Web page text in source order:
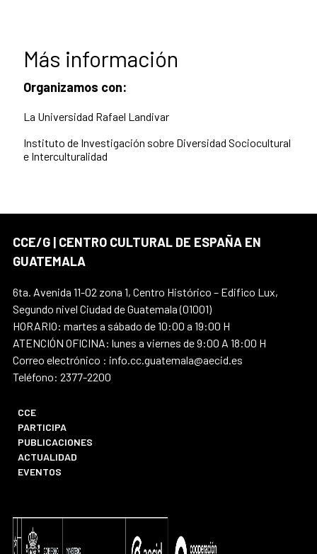
Más información
Organizamos con:
La Universidad Rafael Landivar
Instituto de Investigación sobre Diversidad Sociocultural
e Interculturalidad
CCE/G | CENTRO CULTURAL DE ESPAÑA EN
GUATEMALA
6ta. Avenida 11-02 zona 1, Centro Histórico – Edifico Lux,
Segundo nivel Ciudad de Guatemala (01001)
HORARIO: martes a sábado de 10:00 a 19:00 H
ATENCIÓN OFICINA: lunes a viernes de 9:00 A 18:00 H
Correo electrónico : info.cc.guatemala@aecid.es
Teléfono: 2377-2200
CCE
PARTICIPA
PUBLICACIONES
ACTUALIDAD
EVENTOS